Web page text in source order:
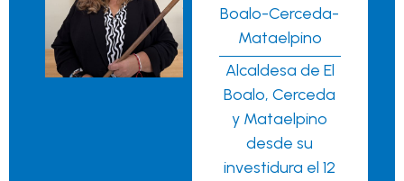
Boalo-Cerceda-
Mataelpino
Alcaldesa de El
Boalo, Cerceda
y Mataelpino
desde su
investidura el 12